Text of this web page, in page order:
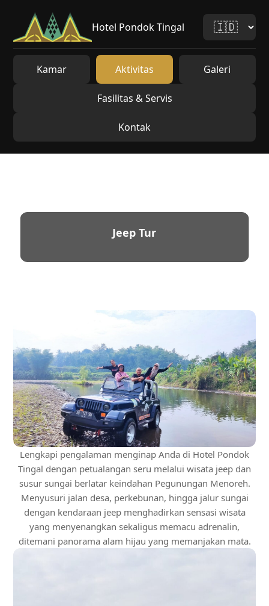
Hotel Pondok Tingal
Kamar Aktivitas Galeri
Fasilitas & Servis
Kontak
Jeep Tur
Lengkapi pengalaman menginap Anda di Hotel Pondok
Tingal dengan petualangan seru melalui wisata jeep dan
susur sungai berlatar keindahan Pegunungan Menoreh.
Menyusuri jalan desa, perkebunan, hingga jalur sungai
dengan kendaraan jeep menghadirkan sensasi wisata
yang menyenangkan sekaligus memacu adrenalin,
ditemani panorama alam hijau yang memanjakan mata.